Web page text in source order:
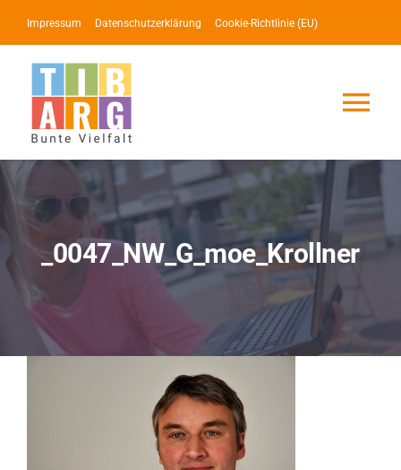
Inhalt
springen
Impressum Datenschutzerklärung Cookie-Richtlinie (EU)
Lotse
Service
Events
_0047_NW_G_moe_Krollner